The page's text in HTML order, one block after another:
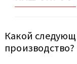
Какой
производство?